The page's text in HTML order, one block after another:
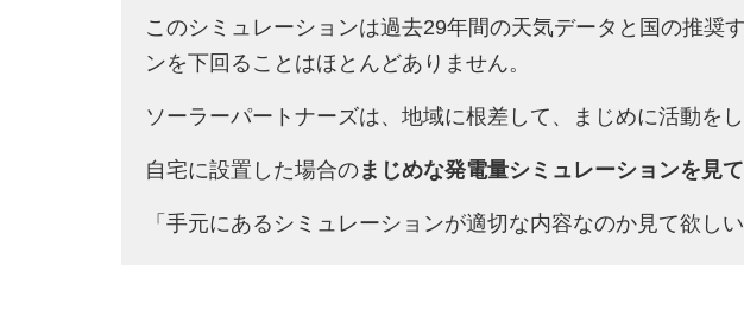
このシミュレーションは過去29年間の天気データと国の推奨
ンを下回ることはほとんどありません。
ソーラーパートナーズは、地域に根差して、まじめに活動を
自宅に設置した場合のまじめな発電量シミュレーションを見
「手元にあるシミュレーションが適切な内容なのか見て欲し